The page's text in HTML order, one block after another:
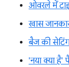
ओवरले में
खास
बैज की
'नया क्या है'